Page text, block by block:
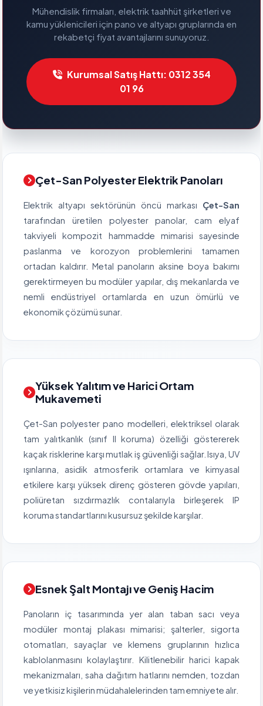
Mühendislik firmaları, elektrik taahhüt şirketleri ve
kamu yüklenicileri için pano ve altyapı gruplarında en
rekabetçi fiyat avantajlarını sunuyoruz.
Kurumsal Satış Hattı: 0312 354
01 96
Çet-San Polyester Elektrik Panoları
Elektrik altyapı sektörünün öncü markası Çet-San
tarafından üretilen polyester panolar, cam elyaf
takviyeli kompozit hammadde mimarisi sayesinde
paslanma ve korozyon problemlerini tamamen
ortadan kaldırır. Metal panoların aksine boya bakımı
gerektirmeyen bu modüler yapılar, dış mekanlarda ve
nemli endüstriyel ortamlarda en uzun ömürlü ve
ekonomik çözümü sunar.
Yüksek Yalıtım ve Harici Ortam
Mukavemeti
Çet-San polyester pano modelleri, elektriksel olarak
tam yalıtkanlık (sınıf II koruma) özelliği göstererek
kaçak risklerine karşı mutlak iş güvenliği sağlar. Isıya, UV
ışınlarına, asidik atmosferik ortamlara ve kimyasal
etkilere karşı yüksek direnç gösteren gövde yapıları,
poliüretan sızdırmazlık contalarıyla birleşerek IP
koruma standartlarını kusursuz şekilde karşılar.
Esnek Şalt Montajı ve Geniş Hacim
Panoların iç tasarımında yer alan taban sacı veya
modüler montaj plakası mimarisi; şalterler, sigorta
otomatları, sayaçlar ve klemens gruplarının hızlıca
kablolanmasını kolaylaştırır. Kilitlenebilir harici kapak
mekanizmaları, saha dağıtım hatlarını nemden, tozdan
ve yetkisiz kişilerin müdahalelerinden tam emniyete alır.